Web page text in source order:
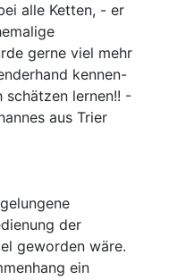
alle Ketten, - er
gerne viel mehr
kennen-
schätzen lernen!! -
aus Trier
der
geworden wäre.
ein